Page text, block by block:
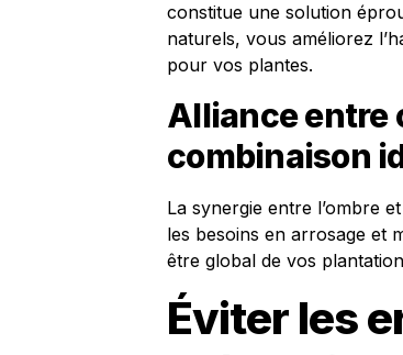
constitue une solution
naturels, vous améliorez
pour vos plantes.
Alliance entre
combinaison
La synergie entre l’ombre
les besoins en arrosage et
être global de vos
Éviter les